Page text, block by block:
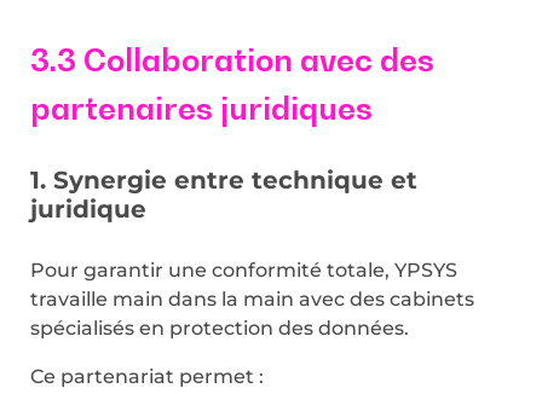
3.3 Collaboration avec des
partenaires juridiques
1. Synergie entre technique et
juridique
Pour garantir une conformité totale, YPSYS
travaille main dans la main avec des cabinets
spécialisés en protection des données.
Ce partenariat permet :